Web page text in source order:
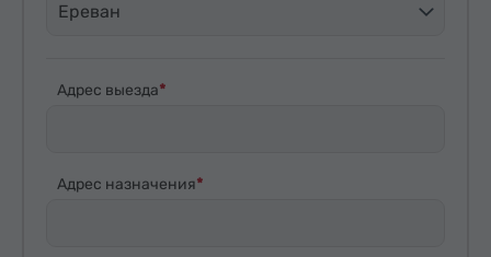
Ереван
Адрес выезда
Адрес назначения